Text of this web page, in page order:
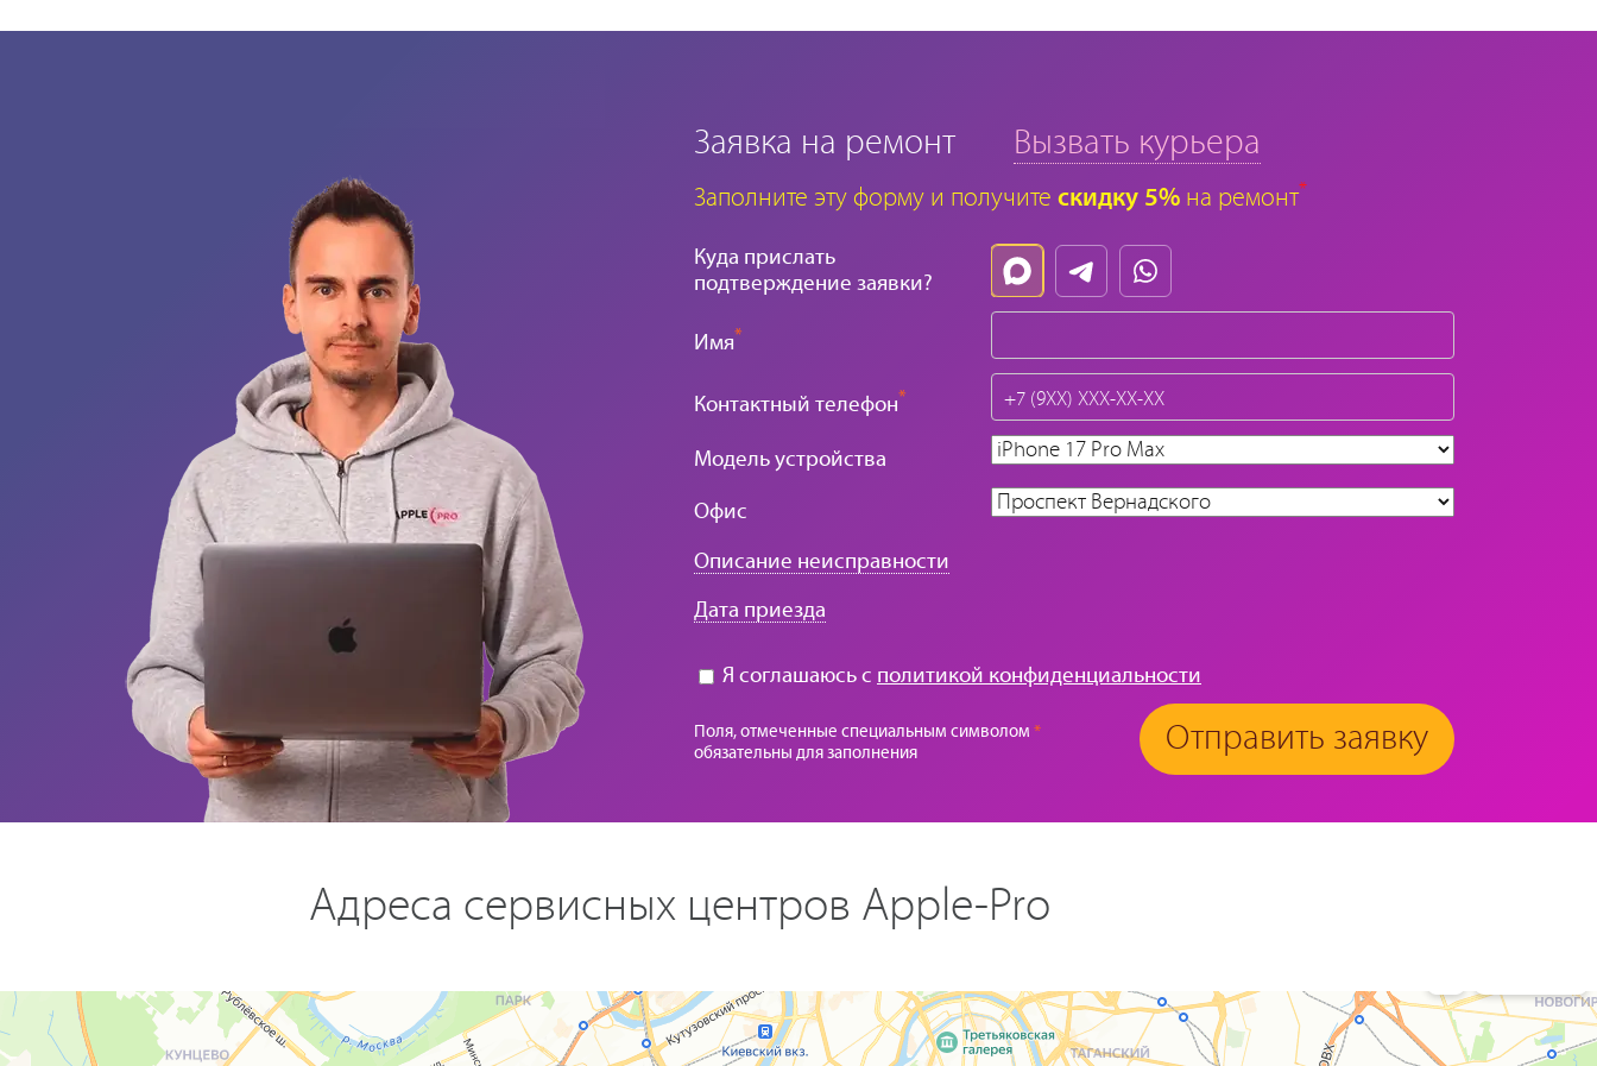
Заявка на ремонт Вызвать курьера
Заполните эту форму и получите скидку 5% на ремонт*
Куда прислать
подтверждение заявки?
Имя*
Контактный телефон*
Модель устройства
Офис
Описание неисправности
Дата приезда
Я соглашаюсь с политикой конфиденциальности
Поля, отмеченные специальным символом *
обязательны для заполнения
Отправить заявку
Адреса сервисных центров Apple-Pro